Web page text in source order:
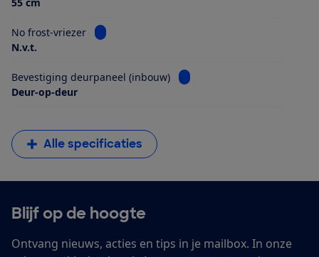
No frost-vriezer
Bekijk informatie voor No frost-vriezer
N.v.t.
Bevestiging deurpaneel (inbouw)
Bekijk informatie voor
Deur-op-deur
Alle specificaties
Blijf op de hoogte
Ontvang nieuws, acties en tips in je mailbox. In onze